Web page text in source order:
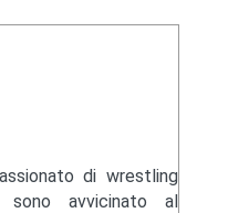
di wrestling
avvicinato al